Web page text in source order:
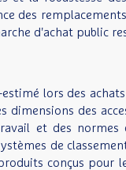
des
d'achat public
lors des
des
et des normes
de
conçus